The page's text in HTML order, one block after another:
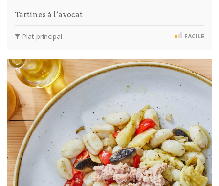
Tartines à l’avocat
Plat principal FACILE